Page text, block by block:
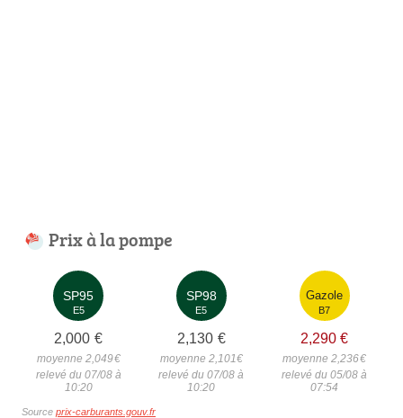
Prix à la pompe
SP95
E5
2,000 €
moyenne 2,049€
relevé du 07/08 à
10:20
SP98
E5
2,130 €
moyenne 2,101€
relevé du 07/08 à
10:20
Gazole
B7
2,290 €
moyenne 2,236€
relevé du 05/08 à
07:54
Source prix-carburants.gouv.fr